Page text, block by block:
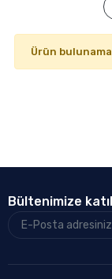
Ürün
Bültenimize